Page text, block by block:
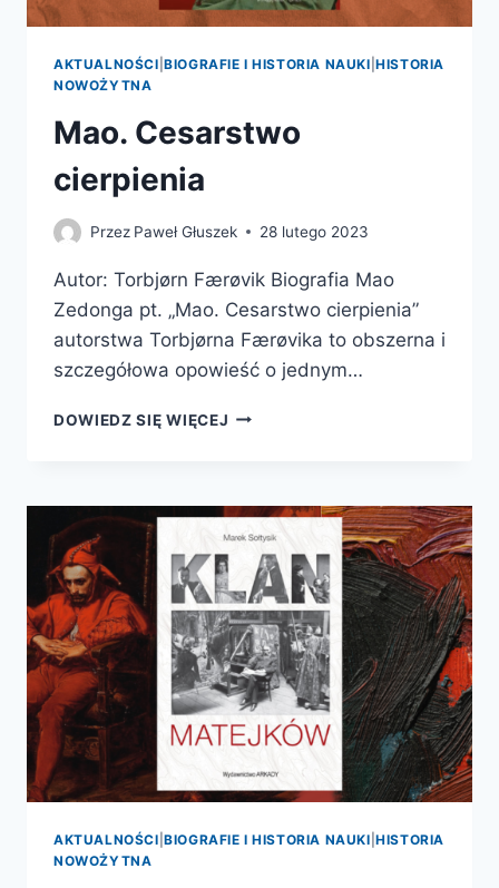
AKTUALNOŚCI |BIOGRAFIE I HISTORIA NAUKI |HISTORIA
NOWOŻYTNA
Mao. Cesarstwo
cierpienia
Przez Paweł Głuszek 28 lutego 2023
Autor: Torbjørn Færøvik Biografia Mao
Zedonga pt. „Mao. Cesarstwo cierpienia”
autorstwa Torbjørna Færøvika to obszerna i
szczegółowa opowieść o jednym…
DOWIEDZ SIĘ WIĘCEJ MAO.
AKTUALNOŚCI |BIOGRAFIE I HISTORIA NAUKI |HISTORIA
NOWOŻYTNA